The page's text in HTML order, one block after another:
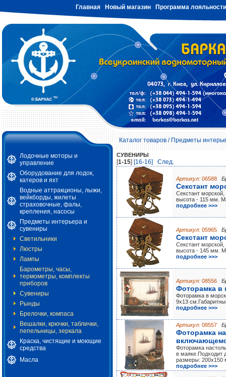
Главная Новый магазин Программа лояльности
Каталог товаров/Предметы
Лодочные моторы и
управление
Оборудование для лодок,
катеров и яхт
Водные аттракционы, лыжи,
вейкборды, жилеты
страховочные, фалы,
крепления, насосы
Предметы интерьера и
сувениры
Светильники
Люстры
Лампы
Барометры, часы,
термометры, комплекты
приборов
Сувениры
Рынды
Брелочки, компаса
Вешалки, крючки, таблички,
пепельницы, зеркала
Краска, чистящие и моющие
средства
Масла
СУВЕНИРЫ
[1-15] [16-16] Cлед.
Артикул: 06588
Секстант
Секстант
высота - 115 мм.
подробнее >>>
Артикул: 05965
Секстант
Секстант
высота - 145 мм.
подробнее >>>
Артикул: 08556
Фоторамка в
Фоторамка в
9х13
подробнее >>>
Артикул: 08557
Фоторамка
Фоторамка
в маяке.Подходит
размеры: 200x150
подробнее >>>